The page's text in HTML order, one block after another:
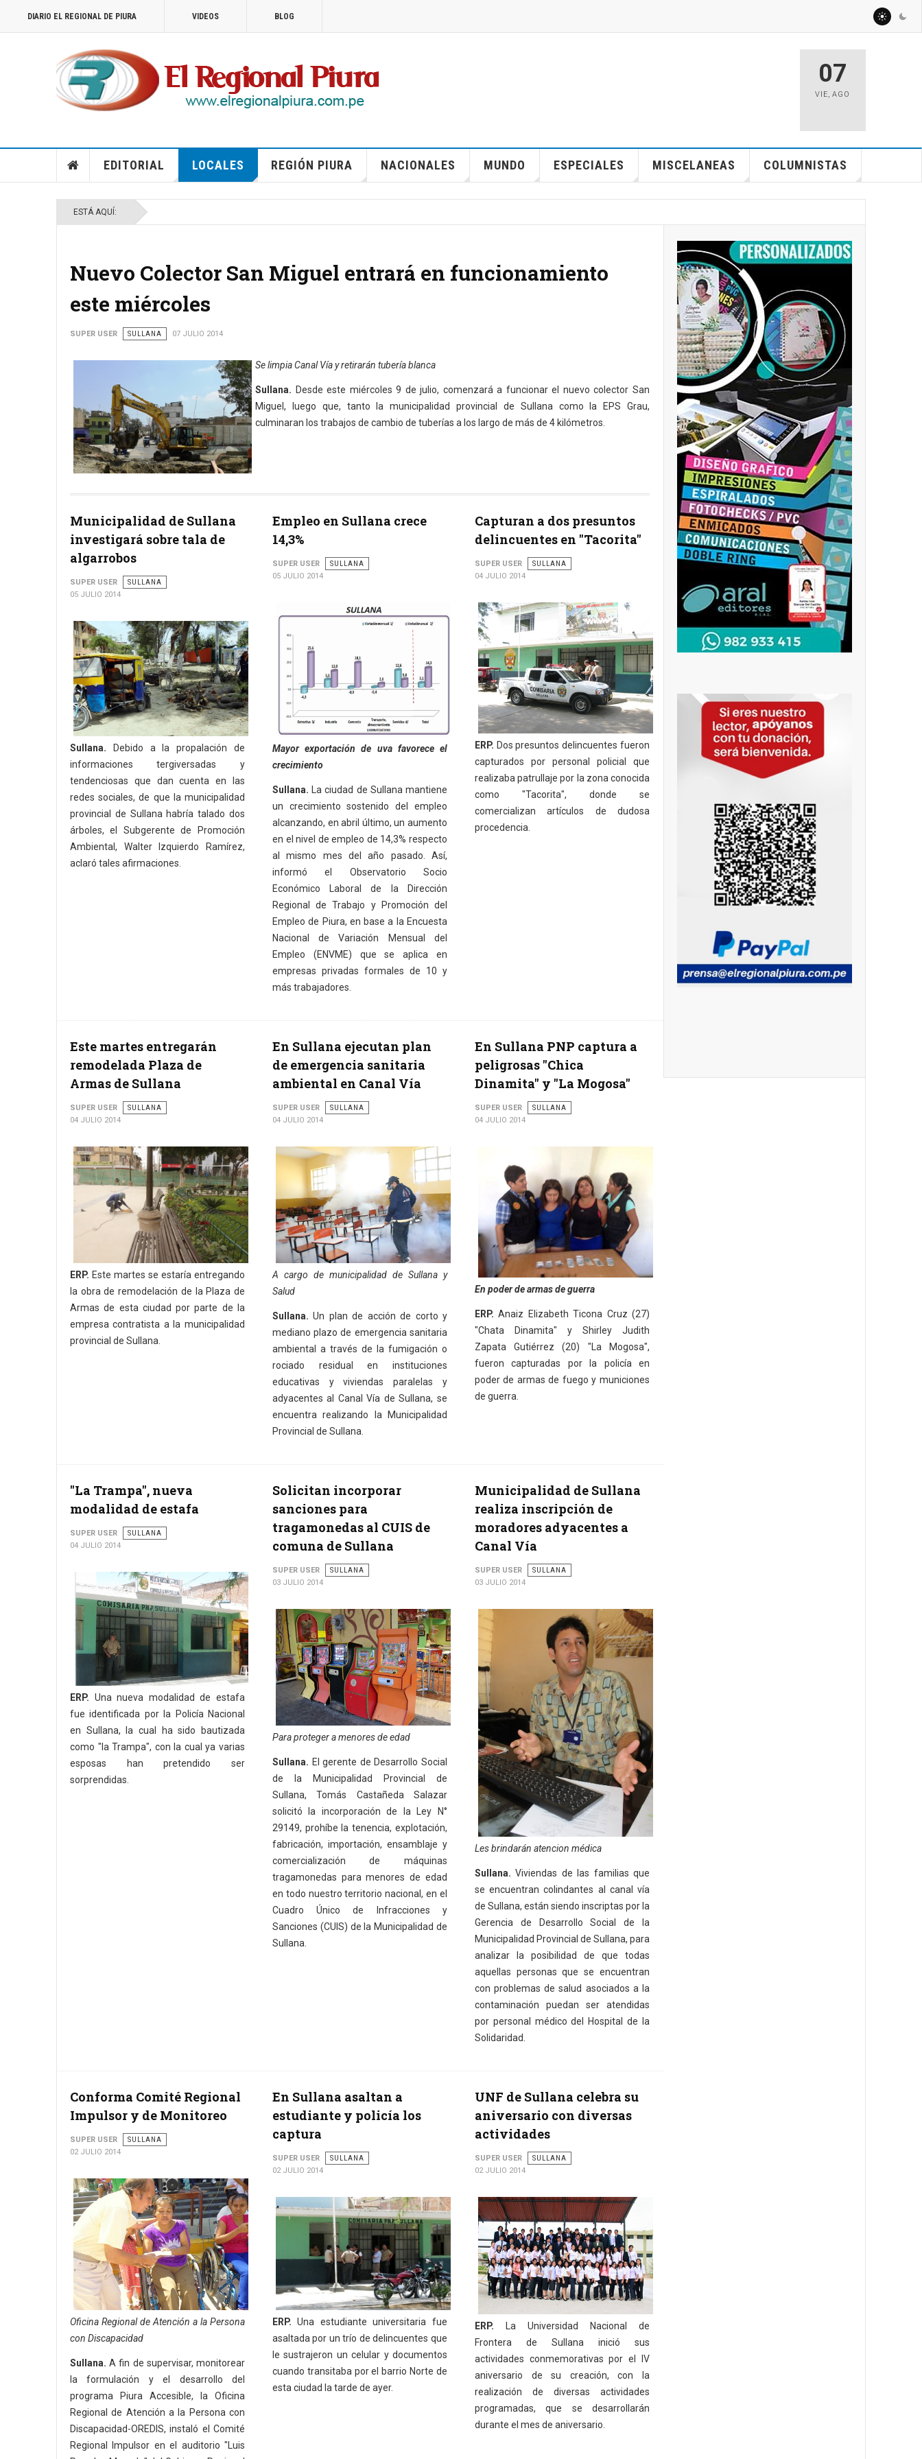
DIARIO EL REGIONAL DE PIURA VIDEOS BLOG
07
VIE,AGO
EDITORIAL LOCALES REGIÓN PIURA NACIONALES MUNDO ESPECIALES MISCELANEAS COLUMNISTAS
ESTÁ AQUÍ:
Nuevo Colector San Miguel entrará en funcionamiento
este miércoles
SUPER USER SULLANA 07 JULIO 2014
Se limpia Canal Vía y retirarán tubería blanca
Sullana. Desde este miércoles 9 de julio, comenzará a funcionar el nuevo colector San
Miguel, luego que, tanto la municipalidad provincial de Sullana como la EPS Grau,
culminaran los trabajos de cambio de tuberías a los largo de más de 4 kilómetros.
Municipalidad de Sullana
investigará sobre tala de
algarrobos
SUPER USER
SULLANA
05 JULIO 2014
Sullana. Debido a la propalación de
informaciones tergiversadas y
tendenciosas que dan cuenta en las
redes sociales, de que la municipalidad
provincial de Sullana habría talado dos
árboles, el Subgerente de Promoción
Ambiental, Walter Izquierdo Ramírez,
aclaró tales afirmaciones.
Empleo en Sullana crece
14,3%
SUPER USER
SULLANA
05 JULIO 2014
Mayor exportación de uva favorece el
crecimiento
Sullana. La ciudad de Sullana mantiene
un crecimiento sostenido del empleo
alcanzando, en abril último, un aumento
en el nivel de empleo de 14,3% respecto
al mismo mes del año pasado. Así,
informó el Observatorio Socio
Económico Laboral de la Dirección
Regional de Trabajo y Promoción del
Empleo de Piura, en base a la Encuesta
Nacional de Variación Mensual del
Empleo (ENVME) que se aplica en
empresas privadas formales de 10 y
más trabajadores.
Capturan a dos presuntos
delincuentes en "Tacorita"
SUPER USER
SULLANA
04 JULIO 2014
ERP. Dos presuntos delincuentes fueron
capturados por personal policial que
realizaba patrullaje por la zona conocida
como "Tacorita", donde se
comercializan artículos de dudosa
procedencia.
Este martes entregarán
remodelada Plaza de
Armas de Sullana
SUPER USER
SULLANA
04 JULIO 2014
ERP. Este martes se estaría entregando
la obra de remodelación de la Plaza de
Armas de esta ciudad por parte de la
empresa contratista a la municipalidad
provincial de Sullana.
En Sullana ejecutan plan
de emergencia sanitaria
ambiental en Canal Vía
SUPER USER
SULLANA
04 JULIO 2014
A cargo de municipalidad de Sullana y
Salud
Sullana. Un plan de acción de corto y
mediano plazo de emergencia sanitaria
ambiental a través de la fumigación o
rociado residual en instituciones
educativas y viviendas paralelas y
adyacentes al Canal Vía de Sullana, se
encuentra realizando la Municipalidad
Provincial de Sullana.
En Sullana PNP captura a
peligrosas "Chica
Dinamita" y "La Mogosa"
SUPER USER
SULLANA
04 JULIO 2014
En poder de armas de guerra
ERP. Anaiz Elizabeth Ticona Cruz (27)
"Chata Dinamita" y Shirley Judith
Zapata Gutiérrez (20) "La Mogosa",
fueron capturadas por la policía en
poder de armas de fuego y municiones
de guerra.
"La Trampa", nueva
modalidad de estafa
SUPER USER
SULLANA
04 JULIO 2014
ERP. Una nueva modalidad de estafa
fue identificada por la Policía Nacional
en Sullana, la cual ha sido bautizada
como "la Trampa", con la cual ya varias
esposas han pretendido ser
sorprendidas.
Solicitan incorporar
sanciones para
tragamonedas al CUIS de
comuna de Sullana
SUPER USER
SULLANA
03 JULIO 2014
Para proteger a menores de edad
Sullana. El gerente de Desarrollo Social
de la Municipalidad Provincial de
Sullana, Tomás Castañeda Salazar
solicitó la incorporación de la Ley N°
29149, prohíbe la tenencia, explotación,
fabricación, importación, ensamblaje y
comercialización de máquinas
tragamonedas para menores de edad
en todo nuestro territorio nacional, en el
Cuadro Único de Infracciones y
Sanciones (CUIS) de la Municipalidad de
Sullana.
Municipalidad de Sullana
realiza inscripción de
moradores adyacentes a
Canal Vía
SUPER USER
SULLANA
03 JULIO 2014
Les brindarán atencion médica
Sullana. Viviendas de las familias que
se encuentran colindantes al canal vía
de Sullana, están siendo inscriptas por la
Gerencia de Desarrollo Social de la
Municipalidad Provincial de Sullana, para
analizar la posibilidad de que todas
aquellas personas que se encuentran
con problemas de salud asociados a la
contaminación puedan ser atendidas
por personal médico del Hospital de la
Solidaridad.
Conforma Comité Regional
Impulsor y de Monitoreo
SUPER USER
SULLANA
02 JULIO 2014
Oficina Regional de Atención a la Persona
con Discapacidad
Sullana. A fin de supervisar, monitorear
la formulación y el desarrollo del
programa Piura Accesible, la Oficina
Regional de Atención a la Persona con
Discapacidad-OREDIS, instaló el Comité
Regional Impulsor en el auditorio "Luis
En Sullana asaltan a
estudiante y policía los
captura
SUPER USER
SULLANA
02 JULIO 2014
ERP. Una estudiante universitaria fue
asaltada por un trío de delincuentes que
le sustrajeron un celular y documentos
cuando transitaba por el barrio Norte de
esta ciudad la tarde de ayer.
UNF de Sullana celebra su
aniversario con diversas
actividades
SUPER USER
SULLANA
02 JULIO 2014
ERP. La Universidad Nacional de
Frontera de Sullana inició sus
actividades conmemorativas por el IV
aniversario de su creación, con la
realización de diversas actividades
programadas, que se desarrollarán
durante el mes de aniversario.